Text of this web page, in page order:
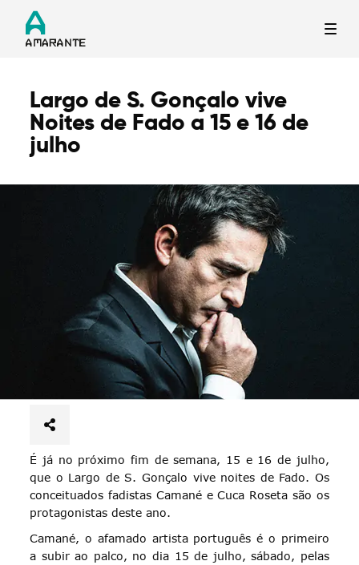
Termo de Pesquisa
Largo de S. Gonçalo vive
Noites de Fado a 15 e 16 de
julho
É já no próximo fim de semana, 15 e 16 de julho,
que o Largo de S. Gonçalo vive noites de Fado. Os
conceituados fadistas Camané e Cuca Roseta são os
protagonistas deste ano.
Camané, o afamado artista português é o primeiro
a subir ao palco, no dia 15 de julho, sábado, pelas